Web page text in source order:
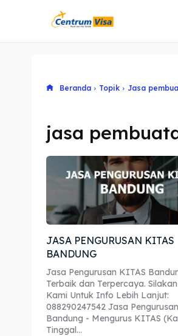
Beranda Topik Jasa
jasa
JASA PENGURUSAN KITAS
BANDUNG
Jasa Pengurusan KITAS
Terbaik dan Terpercaya.
Kami Untuk Info Lebih Lanjut:
088290247542 Jasa Pengurusan KITAS
Bandung - Mengurus KITAS
Tinggal...